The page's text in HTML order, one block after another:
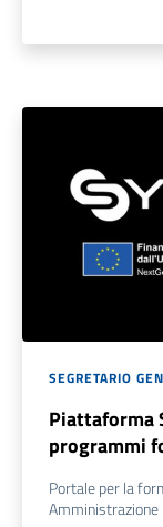
SEGRETARIO
Piattaforma
programmi
Portale per la
Amministrazione